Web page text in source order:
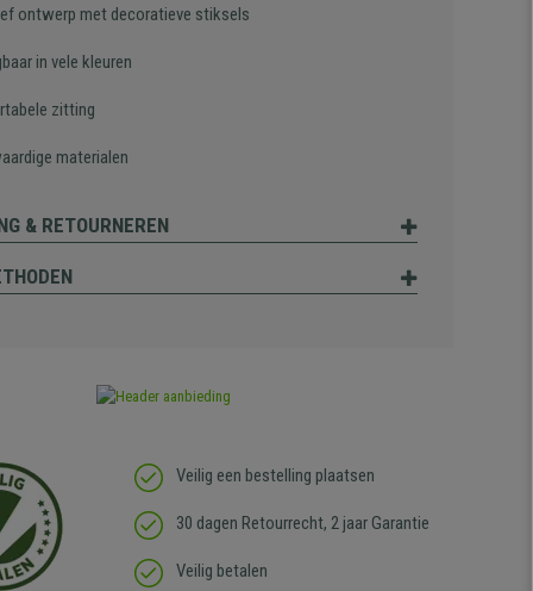
ontwerp met decoratieve stiksels
in vele kleuren
zitting
materialen
& RETOURNEREN
Veilig een bestelling plaatsen
30 dagen Retourrecht, 2 jaar Garantie
Veilig betalen